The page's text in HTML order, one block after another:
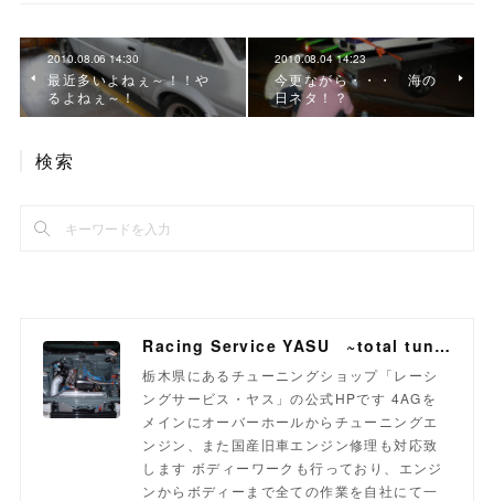
2010.08.06 14:30
最近多いよねぇ～！！や
るよねぇ～！
2010.08.04 14:23
今更ながら・・・ 海の
日ネタ！？
検索
Racing Service YASU ~total tuning proshop~
栃木県にあるチューニングショップ「レーシ
ングサービス・ヤス」の公式HPです 4AGを
メインにオーバーホールからチューニングエ
ンジン、また国産旧車エンジン修理も対応致
します ボディーワークも行っており、エンジ
ンからボディーまで全ての作業を自社にて一